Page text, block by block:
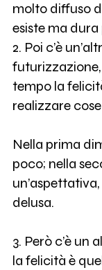
molto diffuso
esiste ma
2. Poi c’è
futurizzazione,
tempo la
realizzare
Nella prima
poco; nella
delusa.
3. Però c’è
la felicità è